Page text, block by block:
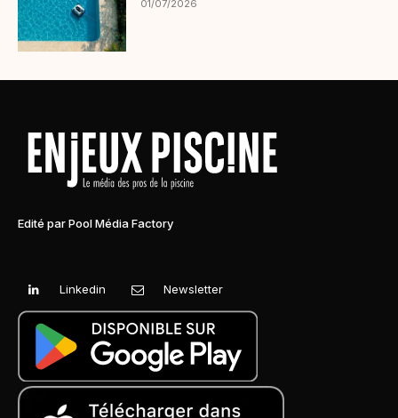
01/07/2026
Edité par Pool Média Factory
Linkedin Newsletter